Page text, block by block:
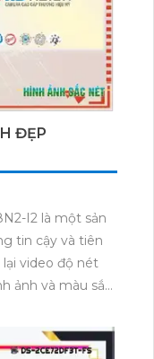
loại camera này
bảo vệ và
ĐẸP
I2 là một sản
tin cậy và tiên
video độ nét
ảnh và màu sắc
thanh qua
năng an ninh